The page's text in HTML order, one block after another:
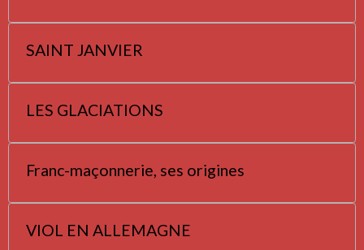
SAINT JANVIER
LES GLACIATIONS
Franc-maçonnerie, ses origines
VIOL EN ALLEMAGNE